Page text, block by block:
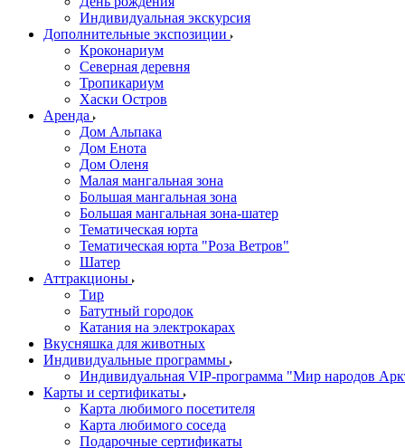
Индивидуальная экскурсия
Дополнительные экспозиции
Кроконариум
Северная деревня
Тропикариум
Хаски Остров
Аренда
Дом Альпака
Дом Енота
Дом Оленя
Малая мангальная зона
Большая мангальная зона
Большая мангальная зона-шатер
Тематическая юрта
Тематическая юрта "Роза Ветров"
Шатер
Аттракционы
Тир
Батутный городок
Катания на электрокарах
Вкусняшка для животных
Индивидуальные программы
Индивидуальная VIP-программа "Мир народов
Карты и сертификаты
Карта любимого посетителя
Карта любимого соседа
Подарочные сертификаты